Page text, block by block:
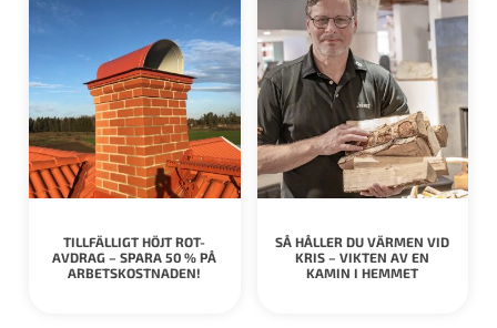
TILLFÄLLIGT HÖJT ROT-
AVDRAG – SPARA 50 % PÅ
ARBETSKOSTNADEN!
SÅ HÅLLER DU VÄRMEN VID
KRIS – VIKTEN AV EN
KAMIN I HEMMET